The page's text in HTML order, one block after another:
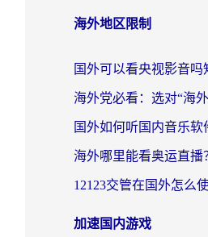
海外地区限制
加速国内游戏